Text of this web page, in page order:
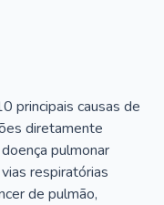
principais causas de
diretamente
pulmonar
respiratórias
de pulmão,